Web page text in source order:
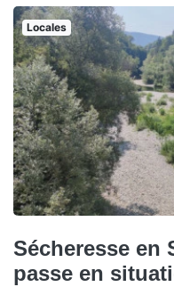
Locales
Sécheresse en
passe en